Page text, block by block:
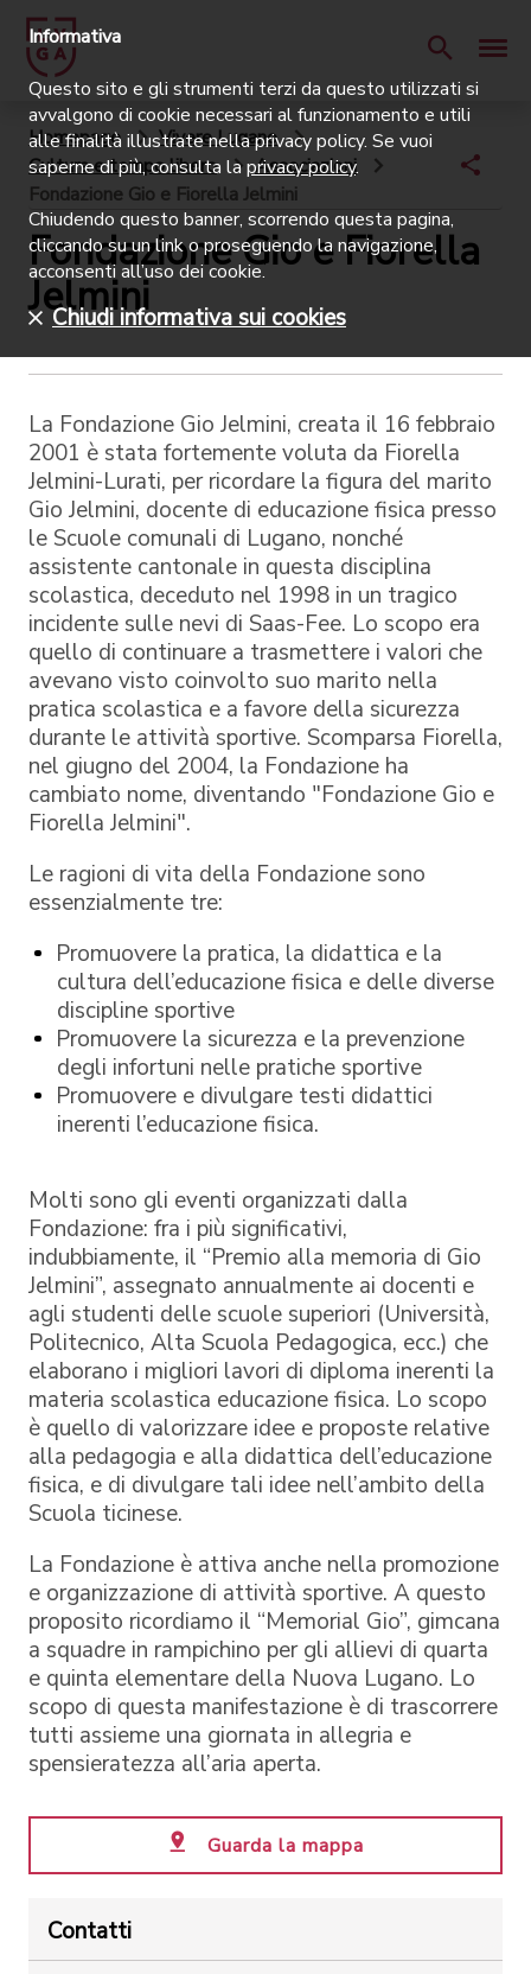
Homepage
Vivere Lugano
Cultura e tempo libero
Associazioni
Fondazione Gio e Fiorella Jelmini
Fondazione Gio e Fiorella
Jelmini
La Fondazione Gio Jelmini, creata il 16 febbraio
2001 è stata fortemente voluta da Fiorella
Jelmini-Lurati, per ricordare la figura del marito
Gio Jelmini, docente di educazione fisica presso
le Scuole comunali di Lugano, nonché
assistente cantonale in questa disciplina
scolastica, deceduto nel 1998 in un tragico
incidente sulle nevi di Saas-Fee. Lo scopo era
quello di continuare a trasmettere i valori che
avevano visto coinvolto suo marito nella
pratica scolastica e a favore della sicurezza
durante le attività sportive. Scomparsa Fiorella,
nel giugno del 2004, la Fondazione ha
cambiato nome, diventando "Fondazione Gio e
Fiorella Jelmini".
Le ragioni di vita della Fondazione sono
essenzialmente tre:
Promuovere la pratica, la didattica e la
cultura dell’educazione fisica e delle diverse
discipline sportive
Promuovere la sicurezza e la prevenzione
degli infortuni nelle pratiche sportive
Promuovere e divulgare testi didattici
inerenti l’educazione fisica.
Molti sono gli eventi organizzati dalla
Fondazione: fra i più significativi,
indubbiamente, il “Premio alla memoria di Gio
Jelmini”, assegnato annualmente ai docenti e
agli studenti delle scuole superiori (Università,
Politecnico, Alta Scuola Pedagogica, ecc.) che
elaborano i migliori lavori di diploma inerenti la
materia scolastica educazione fisica. Lo scopo
è quello di valorizzare idee e proposte relative
alla pedagogia e alla didattica dell’educazione
fisica, e di divulgare tali idee nell’ambito della
Scuola ticinese.
La Fondazione è attiva anche nella promozione
e organizzazione di attività sportive. A questo
proposito ricordiamo il “Memorial Gio”, gimcana
a squadre in rampichino per gli allievi di quarta
e quinta elementare della Nuova Lugano. Lo
scopo di questa manifestazione è di trascorrere
tutti assieme una giornata in allegria e
spensieratezza all’aria aperta.
Guarda la mappa
Contatti
Informativa
Questo sito e gli strumenti terzi da questo utilizzati si
avvalgono di cookie necessari al funzionamento e utili
alle finalità illustrate nella privacy policy. Se vuoi
saperne di più, consulta laprivacy policy.
Chiudendo questo banner, scorrendo questa pagina,
cliccando su un link o proseguendo la navigazione,
acconsenti all’uso dei cookie.
Chiudi informativa sui cookies